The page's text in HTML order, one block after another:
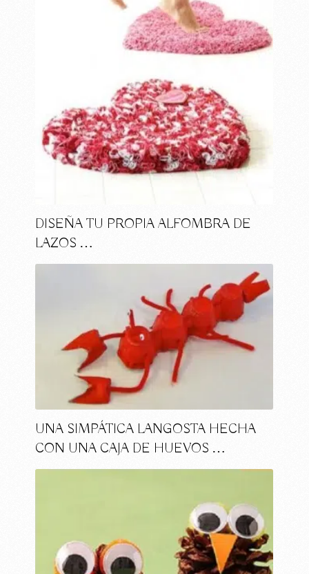
DISEÑA TU PROPIA ALFOMBRA DE
LAZOS …
UNA SIMPÁTICA LANGOSTA HECHA
CON UNA CAJA DE HUEVOS …